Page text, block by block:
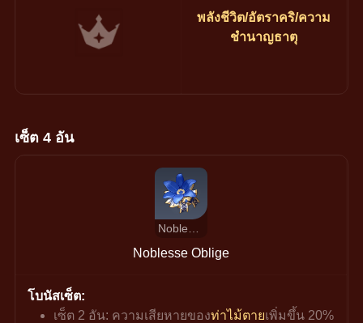
พลังชีวิต/อัตราคริ/ความ
ชำนาญธาตุ
เซ็ต 4 อัน
Noblesse Oblige
โบนัสเซ็ต:
เซ็ต 2 อัน: ความเสียหายของท่าไม้ตายเพิ่มขึ้น 20%